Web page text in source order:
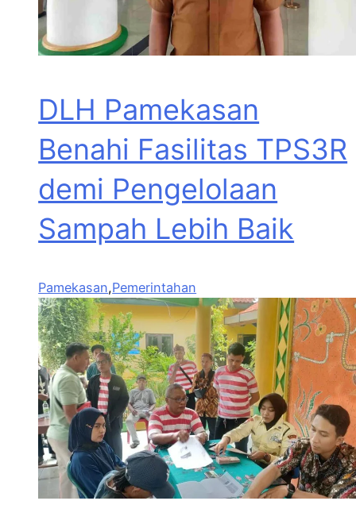
DLH Pamekasan
Benahi Fasilitas TPS3R
demi Pengelolaan
Sampah Lebih Baik
Pamekasan,Pemerintahan